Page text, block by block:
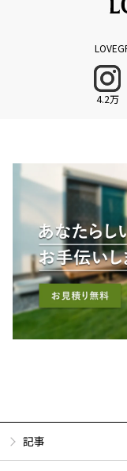
4.2万
記事